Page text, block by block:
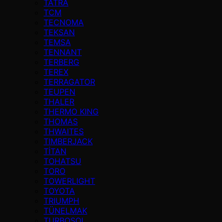
TATRA
TCM
TECNOMA
TEKSAN
TEMSA
TENNANT
TERBERG
TEREX
TERRAGATOR
TEUPEN
THALER
THERMO KING
THOMAS
THWAITES
TIMBERJACK
TİTAN
TOHATSU
TORO
TOWERLIGHT
TOYOTA
TRIUMPH
TÜNELMAK